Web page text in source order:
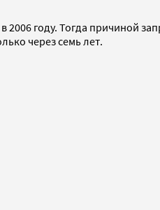
году. Тогда причиной
через семь лет.